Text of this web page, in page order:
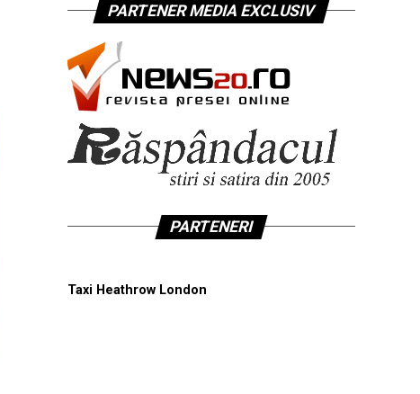
PARTENER MEDIA EXCLUSIV
PARTENERI
Taxi Heathrow London